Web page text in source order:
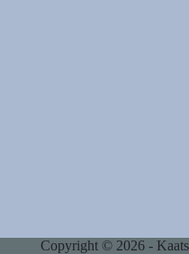
Copyright © 2026 -